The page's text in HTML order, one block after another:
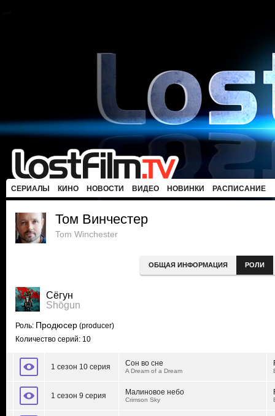
СЕРИАЛЫ КИНО НОВОСТИ ВИДЕО НОВИНКИ РАСПИСАНИЕ
Том Винчестер
Tom Winchester
ОБЩАЯ ИНФОРМАЦИЯ РОЛИ
Сёгун
Shōgun
Роль: Продюсер (producer)
Количество серий: 10
1 сезон 10 серия Сон во сне
A Dream of a Dream
1 сезон 9 серия Малиновое небо
Crimson Sky